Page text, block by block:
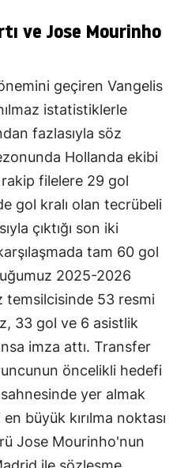
ve Jose Mourinho
geçiren Vangelis
istatistiklerle
fazlasıyla söz
Hollanda ekibi
filelere 29 gol
gol kralı olan tecrübeli
çıktığı son iki
tam 60 gol
2025-2026
temsilcisinde 53 resmi
33 gol ve 6 asistlik
imza attı. Transfer
öncelikli hedefi
yer almak
büyük kırılma noktası
Jose Mourinho'nun